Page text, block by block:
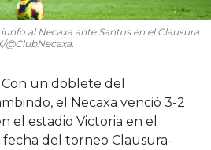
al Necaxa ante Santos en el Clausura
un doblete del
el Necaxa venció 3-2
el estadio Victoria en el
del torneo Clausura-